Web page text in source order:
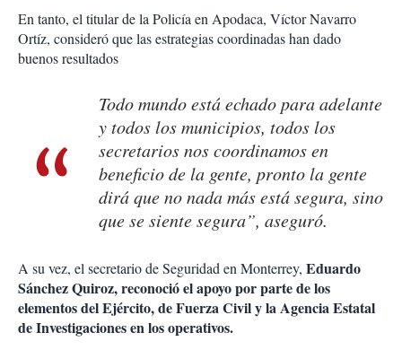
En tanto, el titular de la Policía en Apodaca, Víctor Navarro
Ortíz, consideró que las estrategias coordinadas han dado
buenos resultados
Todo mundo está echado para adelante
y todos los municipios, todos los
secretarios nos coordinamos en
beneficio de la gente, pronto la gente
dirá que no nada más está segura, sino
que se siente segura”, aseguró.
A su vez, el secretario de Seguridad en Monterrey, Eduardo
Sánchez Quiroz, reconoció el apoyo por parte de los
elementos del Ejército, de Fuerza Civil y la Agencia Estatal
de Investigaciones en los operativos.